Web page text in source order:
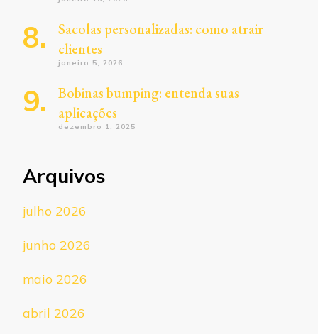
Sacolas personalizadas: como atrair
clientes
janeiro 5, 2026
Bobinas bumping: entenda suas
aplicações
dezembro 1, 2025
Arquivos
julho 2026
junho 2026
maio 2026
abril 2026